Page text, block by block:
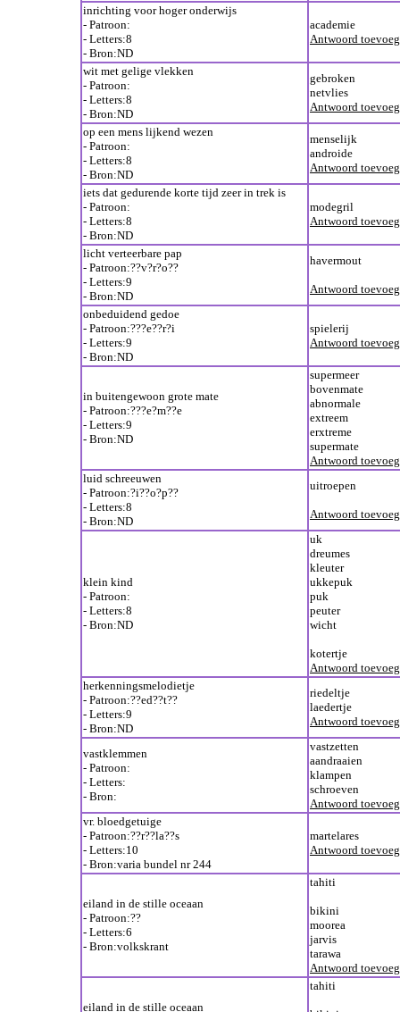
inrichting voor hoger onderwijs
- Patroon:
- Letters:8
- Bron:ND
academie
Antwoord
wit met gelige vlekken
- Patroon:
- Letters:8
- Bron:ND
gebroken
netvlies
Antwoord
op een mens lijkend wezen
- Patroon:
- Letters:8
- Bron:ND
menselijk
androide
Antwoord
iets dat gedurende korte tijd zeer in trek is
- Patroon:
- Letters:8
- Bron:ND
modegril
Antwoord
licht verteerbare pap
- Patroon:??v?r?o??
- Letters:9
- Bron:ND
havermout
Antwoord
onbeduidend gedoe
- Patroon:???e??r?i
- Letters:9
- Bron:ND
spielerij
Antwoord
in buitengewoon grote mate
- Patroon:???e?m??e
- Letters:9
- Bron:ND
supermeer
bovenmate
abnormale
extreem
erxtreme
supermate
Antwoord
luid schreeuwen
- Patroon:?i??o?p??
- Letters:8
- Bron:ND
uitroepen
Antwoord
klein kind
- Patroon:
- Letters:8
- Bron:ND
uk
dreumes
kleuter
ukkepuk
puk
peuter
wicht
kotertje
Antwoord
herkenningsmelodietje
- Patroon:??ed??t??
- Letters:9
- Bron:ND
riedeltje
laedertje
Antwoord
vastklemmen
- Patroon:
- Letters:
- Bron:
vastzetten
aandraaien
klampen
schroeven
Antwoord
vr. bloedgetuige
- Patroon:??r??la??s
- Letters:10
- Bron:varia bundel nr 244
martelares
Antwoord
eiland in de stille oceaan
- Patroon:??
- Letters:6
- Bron:volkskrant
tahiti
bikini
moorea
jarvis
tarawa
Antwoord
eiland in de stille oceaan
tahiti